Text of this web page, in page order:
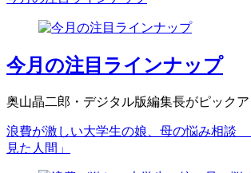
今月の注目ラインナップ
奥山晶二郎・デジタル版編集長がピック
浪費が激しい大学生の娘、母の悩み相談
見た人間」